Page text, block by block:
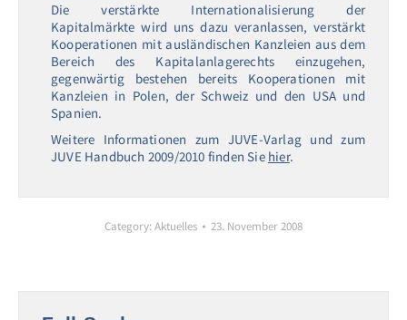
Die verstärkte Internationalisierung der
Kapitalmärkte wird uns dazu veranlassen, verstärkt
Kooperationen mit ausländischen Kanzleien aus dem
Bereich des Kapitalanlagerechts einzugehen,
gegenwärtig bestehen bereits Kooperationen mit
Kanzleien in Polen, der Schweiz und den USA und
Spanien.
Weitere Informationen zum JUVE-Varlag und zum
JUVE Handbuch 2009/2010 finden Sie hier.
Category:Aktuelles 23. November 2008